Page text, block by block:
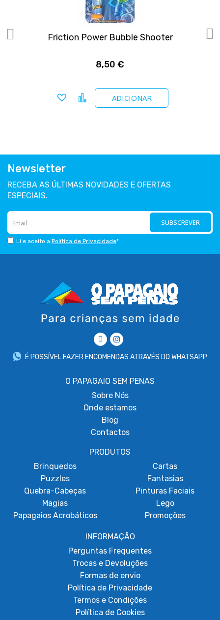
Friction Power Bubble Shooter
8,50 €
ADICIONAR
Adicionar a favoritos
Comparar
Newsletter
RECEBA AS ÚLTIMAS NOVIDADES E OFERTAS
ESPECIAIS.
SUBSCREVER
Li e aceito a Política de Privacidade*
É POSSÍVEL FAZER ENCOMENDAS ATRAVÉS DO WHATSAPP
O PAPAGAIO SEM PENAS
Sobre Nós
Onde estamos
Blog
Contactos
PRODUTOS
Brinquedos
Puzzles
Quebra-Cabeças
Magias
Papagaios Acrobáticos
Cartas
Fantasias
Pinturas Faciais
Lego
Promoções
INFORMAÇÃO
Perguntas Frequentes
Trocas e Devoluções
Formas de envio
Política de Privacidade
Termos e Condições
Política de Cookies